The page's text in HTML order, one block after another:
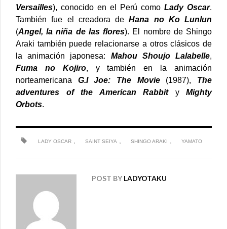
Versailles), conocido en el Perú como Lady Oscar.
También fue el creadora deHana no Ko Lunlun
(Angel, la niña de las flores). El nombre de Shingo
Araki también puede relacionarse a otros clásicos de
la animación japonesa: Mahou Shoujo Lalabelle,
Fuma no Kojiro, y también en la animación
norteamericana G.I Joe: The Movie(1987), The
adventures of the American Rabbity Mighty
Orbots.
LADY OSCAR SAINT SEIYA SHINGO ARAKI YAMATO
POST BY LADYOTAKU